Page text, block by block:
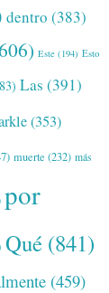
dentro (383)
Este (194) Esto
Las (391)
(353)
muerte (232) más
por
Qué (841)
(459)